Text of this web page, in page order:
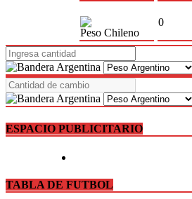
Peso Chileno
0
ESPACIO PUBLICITARIO
TABLA DE FUTBOL